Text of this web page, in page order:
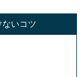
いコツ